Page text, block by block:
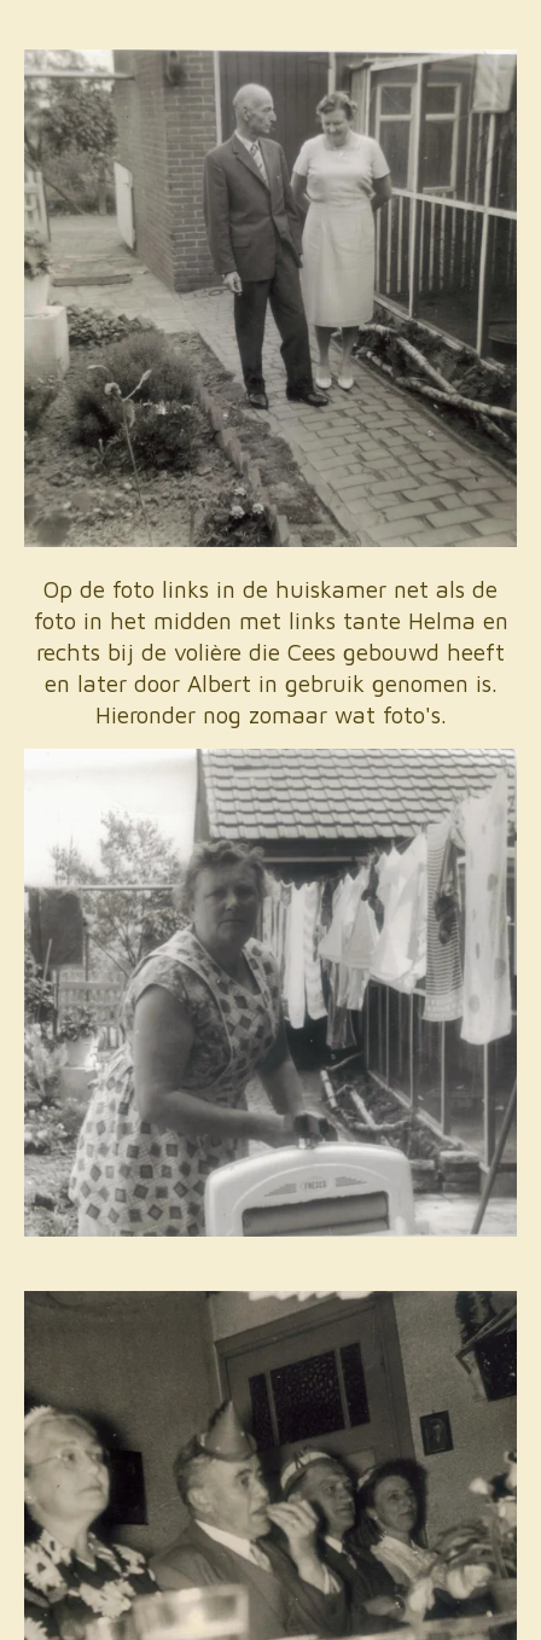
Op de foto links in de huiskamer net als de
foto in het midden met links tante Helma en
rechts bij de volière die Cees gebouwd heeft
en later door Albert in gebruik genomen is.
Hieronder nog zomaar wat foto's.